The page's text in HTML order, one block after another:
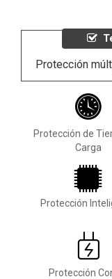
Protección
Protección de
Carga
Protección
Protección